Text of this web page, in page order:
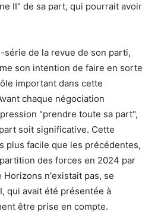
II" de sa part, qui pourrait avoir
série de la revue de son parti,
son intention de faire en sorte
important dans cette
chaque négociation
"prendre toute sa part",
soit significative. Cette
plus facile que les précédentes,
des forces en 2024 par
Horizons n'existait pas, se
qui avait été présentée à
être prise en compte.